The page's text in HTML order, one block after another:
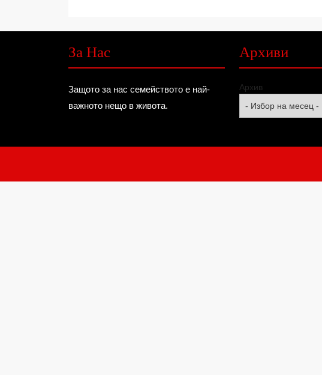
За Нас
Защото за нас семейството е най-
важното нещо в живота.
Архиви
Архив